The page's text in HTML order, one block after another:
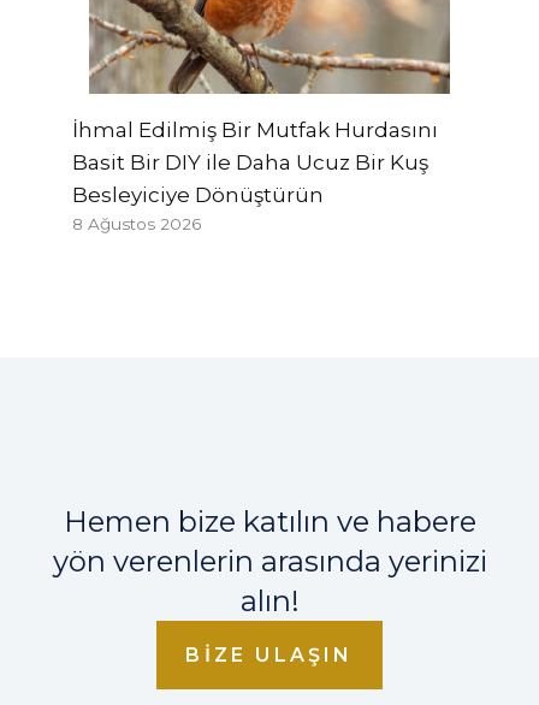
İhmal Edilmiş Bir Mutfak Hurdasını
Basit Bir DIY ile Daha Ucuz Bir Kuş
Besleyiciye Dönüştürün
8 Ağustos 2026
Hemen bize katılın ve habere
yön verenlerin arasında yerinizi
alın!
BIZE ULAŞIN